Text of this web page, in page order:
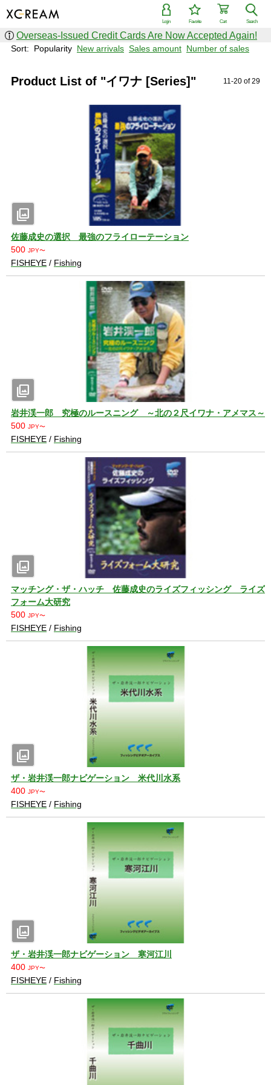
Search
Cart
Favorite
Login
Overseas-Issued Credit Cards Are Now Accepted Again!
Sort: Popularity New arrivals Sales amount Number of sales
Product List of "イワナ [Series]" 11-20 of 29
photo_library
佐藤成史の選択 最強のフライローテーション
500 JPY〜
FISHEYE / Fishing
photo_library
岩井渓一郎 究極のルースニング ～北の２尺イワナ・アメマス～
500 JPY〜
FISHEYE / Fishing
photo_library
マッチング・ザ・ハッチ 佐藤成史のライズフィッシング ライズ
フォーム大研究
500 JPY〜
FISHEYE / Fishing
photo_library
ザ・岩井渓一郎ナビゲーション 米代川水系
400 JPY〜
FISHEYE / Fishing
photo_library
ザ・岩井渓一郎ナビゲーション 寒河江川
400 JPY〜
FISHEYE / Fishing